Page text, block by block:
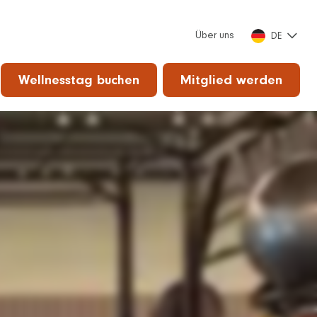
Über uns DE
Wellnesstag buchen Mitglied werden